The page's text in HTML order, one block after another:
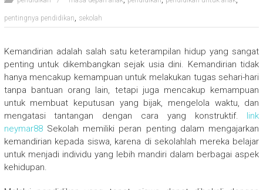
pentingnya pendidikan, sekolah
Kemandirian adalah salah satu keterampilan hidup yang sangat
penting untuk dikembangkan sejak usia dini. Kemandirian tidak
hanya mencakup kemampuan untuk melakukan tugas sehari-hari
tanpa bantuan orang lain, tetapi juga mencakup kemampuan
untuk membuat keputusan yang bijak, mengelola waktu, dan
mengatasi tantangan dengan cara yang konstruktif. link
neymar88Sekolah memiliki peran penting dalam mengajarkan
kemandirian kepada siswa, karena di sekolahlah mereka belajar
untuk menjadi individu yang lebih mandiri dalam berbagai aspek
kehidupan.